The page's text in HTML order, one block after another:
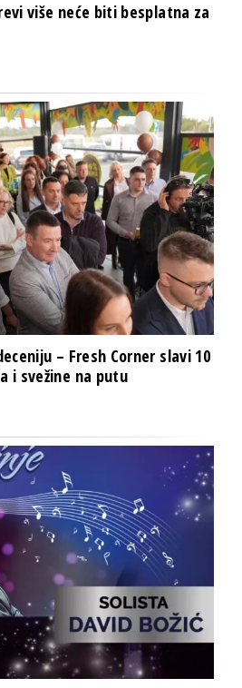
više neće biti besplatna za
– Fresh Corner slavi 10
i svežine na putu